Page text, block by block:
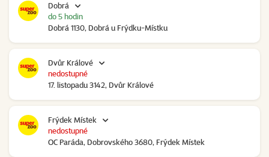
Dobrá
Dobrá 1130, Dobrá u Frýdku-Místku
do 5 hodin
Dvůr Králové
17. listopadu 3142, Dvůr Králové
nedostupné
Frýdek Místek
OC Paráda, Dobrovského 3680, Frýdek Místek
nedostupné